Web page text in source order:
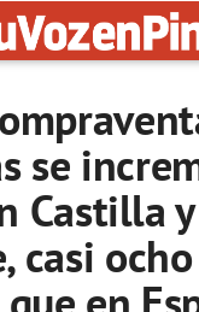
se
Castilla
casi